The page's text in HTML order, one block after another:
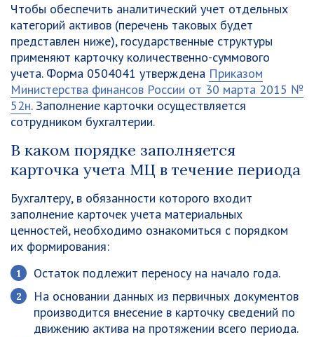
Чтобы обеспечить аналитический учет отдельных
категорий активов (перечень таковых будет
представлен ниже), государственные структуры
применяют карточку количественно-суммового
учета. Форма 0504041 утверждена Приказом
Министерства финансов России от 30 марта 2015 №
52н. Заполнение карточки осуществляется
сотрудником бухгалтерии.
В каком порядке заполняется
карточка учета МЦ в течение периода
Бухгалтеру, в обязанности которого входит
заполнение карточек учета материальных
ценностей, необходимо ознакомиться с порядком
их формирования:
Остаток подлежит переносу на начало года.
На основании данных из первичных документов
производится внесение в карточку сведений по
движению актива на протяжении всего периода.